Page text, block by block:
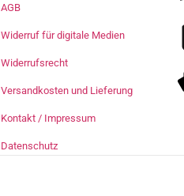
AGB
Widerruf für digitale Medien
Widerrufsrecht
Versandkosten und Lieferung
Kontakt / Impressum
Datenschutz